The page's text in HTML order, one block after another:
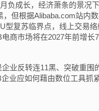
负成长，经济萧条的景况
但根据Alibaba.com站内
复苏临界点，线上交易络
商市场将在2027年前增长
业反转连11黑、突破重围
业应如何藉由数位工具抓